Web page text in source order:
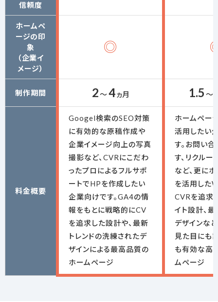
信頼度
ホームペ
ージの印
象
（企業イ
メージ）
◎
制作期間 2～4ヵ月 1.5 ～
料金概要
Googel検索のSEO対策
に有効的な原稿作成や
企業イメージ向上の写真
撮影など、CVRにこだわ
ったプロによるフルサポ
ートでHPを作成したい
企業向けです。GA4の情
報をもとに戦略的にCV
を追求した設計や、最新
トレンドの洗練されたデ
ザインによる最高品質の
ホームページ
ホームペー
活用したい
す。お問い
す、リクル
など、更に
を活用した
CVRを追求
イト設計、
デザインな
見た目にも
も有効な高
ムページ